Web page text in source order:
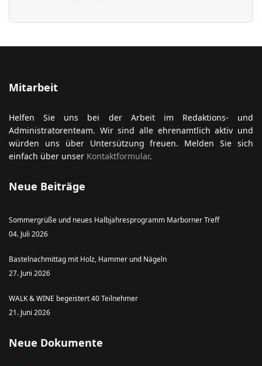
Mitarbeit
Helfen Sie uns bei der Arbeit im Redaktions- und
Administratorenteam. Wir sind alle ehrenamtlich aktiv und
würden uns über Untersützung freuen. Melden Sie sich
einfach über unser Kontaktformular.
Neue Beiträge
Sommergrüße und neues Halbjahresprogramm Marborner Treff
04. Juli 2026
Bastelnachmittag mit Holz, Hammer und Nägeln
27. Juni 2026
WALK & WINE begeistert 40 Teilnehmer
21. Juni 2026
Neue Dokumente